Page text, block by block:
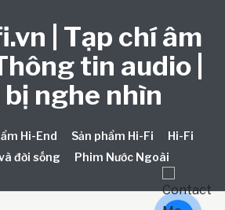
| Tạp chí âm
tin audio |
nghe nhìn
Hi-End Sản phẩm Hi-Fi
Hi-Fi
đời sống Phim Nước Ngoài